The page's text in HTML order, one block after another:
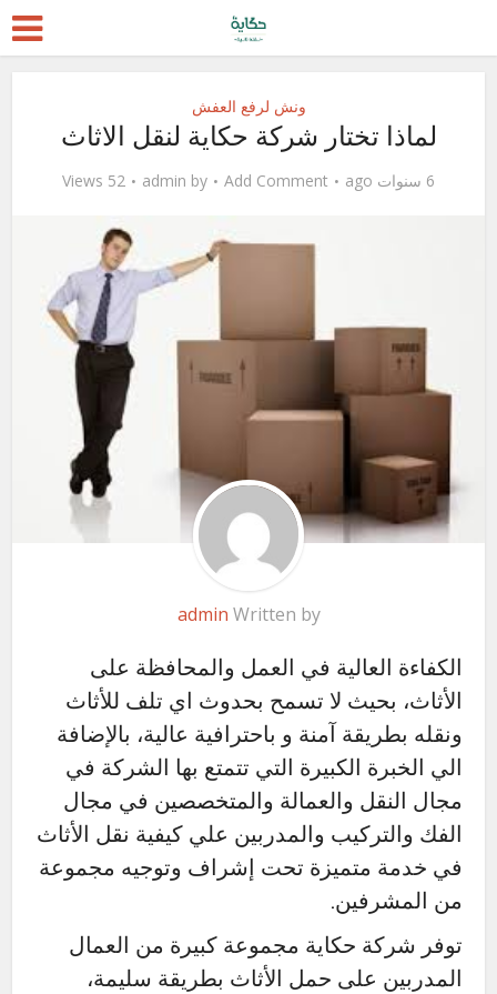
ونش لرفع العفش
لماذا تختار شركة حكاية لنقل الاثاث
6 سنوات ago Add Comment
by
admin
52 Views
Written by
admin
الكفاءة العالية في العمل والمحافظة على
الأثاث، بحيث لا تسمح بحدوث اي تلف للأثاث
ونقله بطريقة آمنة و باحترافية عالية، بالإضافة
الي الخبرة الكبيرة التي تتمتع بها الشركة في
مجال النقل والعمالة والمتخصصين في مجال
الفك والتركيب والمدربين علي كيفية نقل الأثاث
في خدمة متميزة تحت إشراف وتوجيه مجموعة
من المشرفين.
توفر شركة حكاية مجموعة كبيرة من العمال
المدربين على حمل الأثاث بطريقة سليمة،